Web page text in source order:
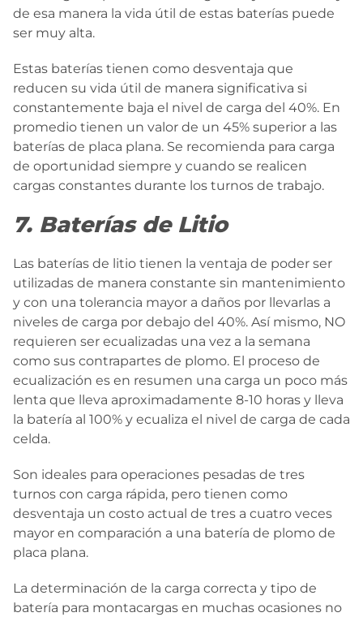
de esa manera la vida útil de estas baterías puede
ser muy alta.
Estas baterías tienen como desventaja que
reducen su vida útil de manera significativa si
constantemente baja el nivel de carga del 40%. En
promedio tienen un valor de un 45% superior a las
baterías de placa plana. Se recomienda para carga
de oportunidad siempre y cuando se realicen
cargas constantes durante los turnos de trabajo.
7. Baterías de Litio
Las baterías de litio tienen la ventaja de poder ser
utilizadas de manera constante sin mantenimiento
y con una tolerancia mayor a daños por llevarlas a
niveles de carga por debajo del 40%. Así mismo, NO
requieren ser ecualizadas una vez a la semana
como sus contrapartes de plomo. El proceso de
ecualización es en resumen una carga un poco más
lenta que lleva aproximadamente 8-10 horas y lleva
la batería al 100% y ecualiza el nivel de carga de cada
celda.
Son ideales para operaciones pesadas de tres
turnos con carga rápida, pero tienen como
desventaja un costo actual de tres a cuatro veces
mayor en comparación a una batería de plomo de
placa plana.
La determinación de la carga correcta y tipo de
batería para montacargas en muchas ocasiones no